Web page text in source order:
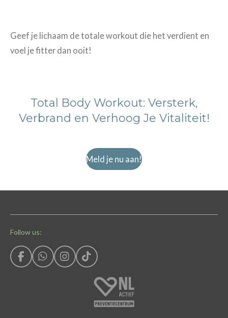
Geef je lichaam de totale workout die het verdient en
voel je fitter dan ooit!
Total Body Workout: Versterk,
Verbrand en Verhoog Je Vitaliteit!
Meld je nu aan!
Follow us:
F
a
W
h
I
n
T
i